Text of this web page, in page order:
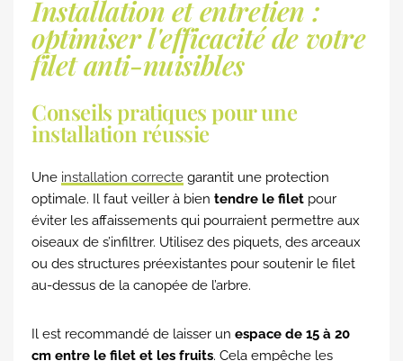
Installation et entretien :
optimiser l'efficacité de votre
filet anti-nuisibles
Conseils pratiques pour une
installation réussie
Une installation correcte garantit une protection
optimale. Il faut veiller à bien tendre le filet pour
éviter les affaissements qui pourraient permettre aux
oiseaux de s’infiltrer. Utilisez des piquets, des arceaux
ou des structures préexistantes pour soutenir le filet
au-dessus de la canopée de l’arbre.
Il est recommandé de laisser un espace de 15 à 20
cm entre le filet et les fruits. Cela empêche les